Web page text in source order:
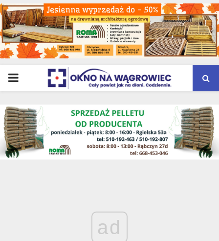
PRIMARY
MENU
ad